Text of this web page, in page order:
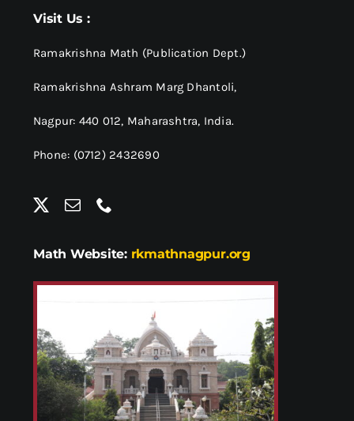
स्वामी विवेकानन्द
शास्त्र ग्रन्थ
अन्य प्रवर्ग
Visit Us :
Ramakrishna Math (Publication Dept.)
Ramakrishna Ashram Marg Dhantoli,
Nagpur: 440 012, Maharashtra, India.
Phone: (0712) 2432690
Math Website: rkmathnagpur.org